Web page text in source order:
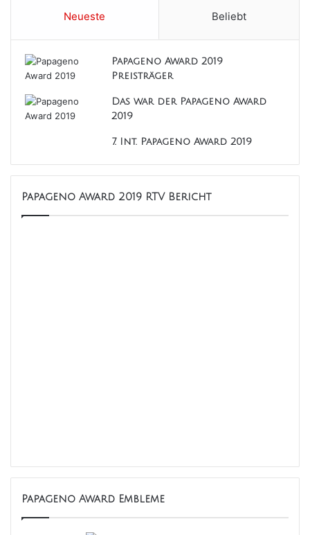
Neueste Beliebt
Papageno Award 2019
Preisträger
Das war der Papageno Award
2019
7. Int. Papageno Award 2019
Papageno Award 2019 RTV Bericht
Papageno Award Embleme